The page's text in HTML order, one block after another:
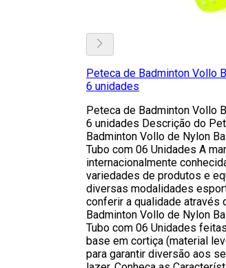
Peteca de Badminton Vollo
6 unidades
Peteca de Badminton Vollo
6 unidades Descrição do
Badminton Vollo de Nylon
Tubo com 06 Unidades A
internacionalmente
variedades de produtos e
diversas modalidades
conferir a qualidade através
Badminton Vollo de Nylon
Tubo com 06 Unidades
base em cortiça (material
para garantir diversão aos